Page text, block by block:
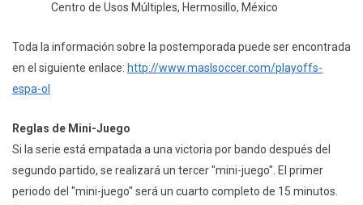
Centro de Usos Múltiples, Hermosillo, México
Toda la información sobre la postemporada puede ser encontrada
en el siguiente enlace: http://www.maslsoccer.com/playoffs-
espa-ol
Reglas de Mini-Juego
Si la serie está empatada a una victoria por bando después del
segundo partido, se realizará un tercer "mini-juego". El primer
periodo del "mini-juego" será un cuarto completo de 15 minutos.